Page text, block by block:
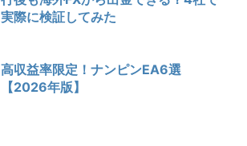
実際に検証してみた
高収益率限定！ナンピンEA6選
【2026年版】